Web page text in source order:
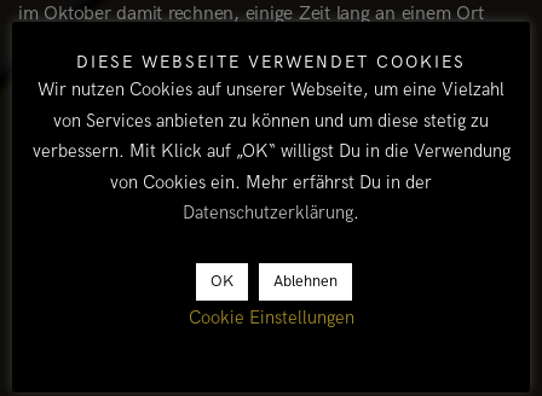
im Oktober damit rechnen, einige Zeit lang an einem Ort
Also entscheiden wir uns dafür, das kleine Land möglichst
schnell von Norden nach Süden zu durchqueren und Malawi
vor der Bekanntgabe der Entscheidung des
Verfassungsgerichts und nur sechs Tage nach unserer
Einreise wieder zu verlassen.
Das ist für Michael, den wir amMount Mulanje
unserer Ausreise beim Teepflücken treffen, schon schwieriger.
Wie bei fast allen Malawiern ist seine Sorge spürbar, was
DIESE WEBSEITE VERWENDET COOKIES
Wir nutzen Cookies auf unserer Webseite, um eine Vielzahl
von Services anbieten zu können und um diese stetig zu
verbessern. Mit Klick auf „OK“ willigst Du in die Verwendung
von Cookies ein. Mehr erfährst Du in der
Datenschutzerklärung.
OK Ablehnen
Cookie Einstellungen